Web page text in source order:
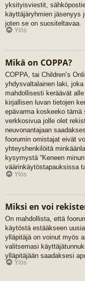
yksityisviestit,
käyttäjäryhmien jäsenyys
joten se on suositeltavaa.
Ylös
Mikä on COPPA?
COPPA, tai Children’s
yhdysvaltalainen laki,
mahdollisesti keräävät
kirjallisen luvan tietojen
epävarma koskeeko
verkkosivua jolle olet
neuvonantajaan
foorumin omistajat eivät
yhteyshenkilöitä
kysymystä “Keneen
väärinkäytöstapauksissa
Ylös
Miksi en voi
On mahdollista, että
käytöstä estääkseen
ylläpitäjä on voinut myös
valitsemasi
ylläpitäjään saadaksesi
Ylös